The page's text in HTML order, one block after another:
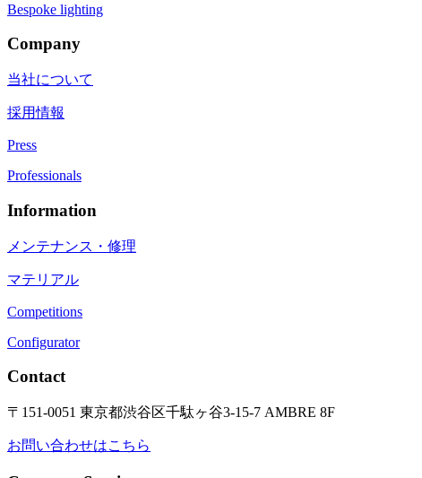
Bespoke lighting
Company
当社について
採用情報
Press
Professionals
Information
メンテナンス・修理
マテリアル
Competitions
Configurator
Contact
〒151-0051 東京都渋谷区千駄ヶ谷3-15-7 AMBRE 8F
お問い合わせはこちら